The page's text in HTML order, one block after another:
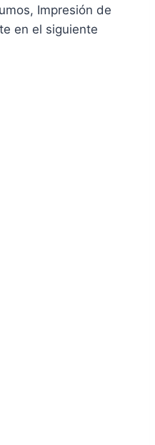
Impresión de
en el siguiente